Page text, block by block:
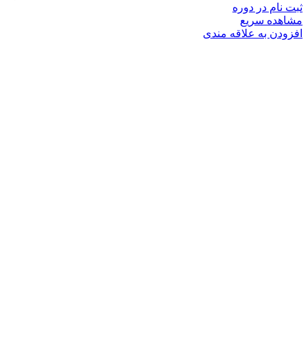
ثبت نام در دوره
مشاهده سریع
افزودن به علاقه مندی